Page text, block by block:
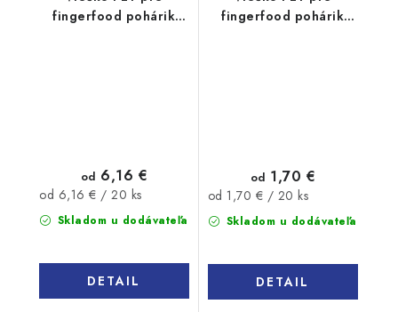
fingerfood pohárik
Skladom u dodávateľa
od 6,16 €
Jednotková
cena:
od 6,16 € / 20 ks
DETAIL
fingerfood pohárik
Skladom u dodávateľa
od 1,70 €
Jednotková
cena:
od 1,70 € / 20 ks
DETAIL